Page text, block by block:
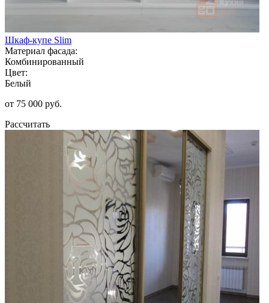
Шкаф-купе Slim
Материал фасада:
Комбинированный
Цвет:
Белый
от 75 000 руб.
Рассчитать